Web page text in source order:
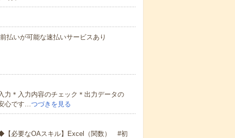
いが可能な速払いサービスあり
力＊入力内容のチェック＊出力データの
心です…つづきを見る
必要なOAスキル】Excel（関数） #初